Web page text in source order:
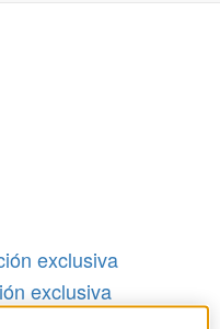
exclusiva
exclusiva